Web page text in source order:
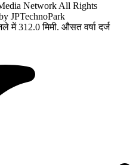
Network All Rights
JPTechnoPark
में 312.0 मिमी. औसत वर्षा दर्ज